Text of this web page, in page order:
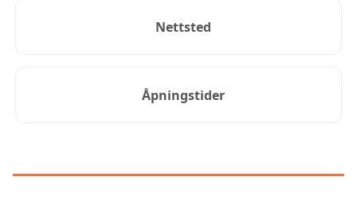
Nettsted
Åpningstider